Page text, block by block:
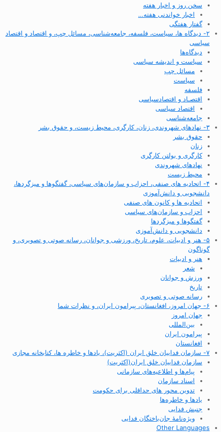
سخن روز و اخبار هفته
اخبار خواندنی هفته…
گفتار هفتگی
۲- دیدگاه ها، سیاست، فلسفه، جامعه‌شناسی، مسائل چپ، و اقتصاد و اقتصاد
سیاسی
دیدگاه‌ها
سیاست و اندیشه سیاسی
مسائل چپ
سیاست
فلسفه
اقتصـاد و اقتصاد‌سیاسی
اقتصاد سیاسی
جامعه‌شناسی
۳- نهادهای شهروندی، زنان، کارگری، محیط زیست، و حقوق بشر
حقوق بشر
زنان
کارگری و بولتن کارگری
نهادهای شهروندی
محیط زیست
۴- اتحادیه های صنفی، احزاب و سازمان‌های سیاسی، گفتگوها و میزگردها،
دانشجویی و دانش‌آموزی
اتحادیه ها و کانون های صنفی
احزاب و سازمان‌های سیاسی
گفتگوها و میزگردها
دانشجویی و دانش‌آموزی
۵- هنر و ادبیات، علوم، تاریخ، ورزشی و جوانان، رسانه صوتی و تصویری، و
گوناگون
هنر و ادبیات
شعر
ورزش و جوانان
تاریخ
رسانه صوتی و تصویری
۶- جهان امروز، افغانستان، پیرامون ایران، و نظرات شما
جهان امروز
بین‌المللی
پیرامون ایران
افغانستان
۷- سازمان فداییان خلق ایران (اکثریت)، یادها و خاطره ها، کتابخانه مجازی
سازمان فداییان خلق ایران(اکثریت)
پیام‌ها و اطلاعیه‌های سازمانی
اسناد سازمان
تدوین محور های حداقلی برای حکومت
یادها و خاطره‌ها
جنبش فدایی
ویژه‌نامهٔ جان‌باختگان فدایی
Other Languages